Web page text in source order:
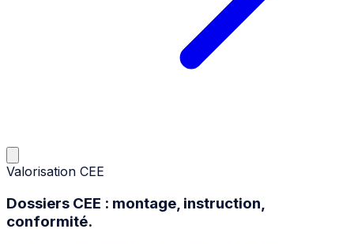
Valorisation CEE
Dossiers CEE : montage, instruction,
conformité.